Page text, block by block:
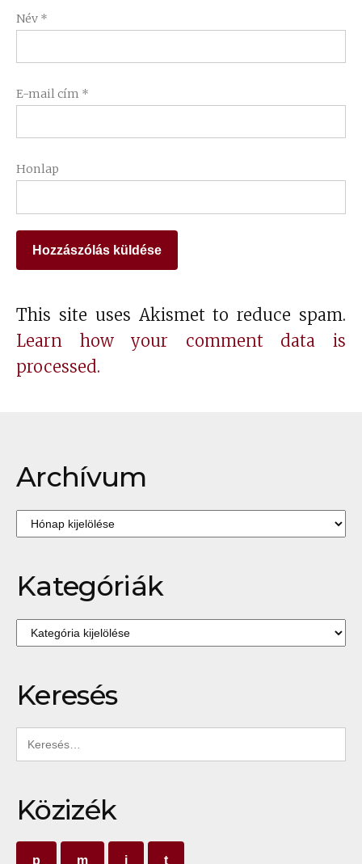
Név *
E-mail cím *
Honlap
This site uses Akismet to reduce spam.
Learn how your comment data is
processed.
Archívum
Archívum
Kategóriák
Kategóriák
Keresés
Keresés:
Közizék
p m i t